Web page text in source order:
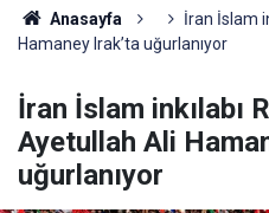
Anasayfa
İran İslam
Hamaney Irak’ta uğurlanıyor
İran İslam inkılabı
Ayetullah Ali
uğurlanıyor